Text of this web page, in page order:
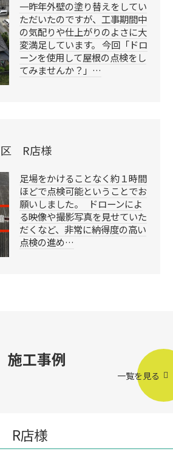
一昨年外壁の塗り替えをしてい
ただいたのですが、工事期間中
の気配りや仕上がりのよさに大
変満足しています。 今回「ドロ
ーンを使用して屋根の点検をし
てみませんか？」…
区 R店様
足場をかけることなく約１時間
ほどで点検可能ということでお
願いしました。 ドローンによ
る映像や撮影写真を見せていた
だくなど、非常に納得度の高い
点検の進め…
施工事例
一覧を見る